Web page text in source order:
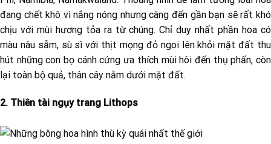
đang chết khô vì nắng nóng nhưng càng đến gần bạn sẽ rất khó
chịu với mùi hương tỏa ra từ chúng. Chỉ duy nhất phần hoa có
màu nâu sẫm, sù sì với thịt mọng đỏ ngoi lên khỏi mặt đất thu
hút những con bọ cánh cứng ưa thích mùi hôi đến thụ phấn, còn
lại toàn bộ quả, thân cây nằm dưới mặt đất.
2. Thiên tài ngụy trang Lithops